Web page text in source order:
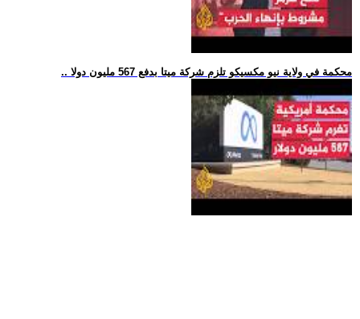
.. محكمة في ولاية نيو مكسيكو تلزم شركة ميتا بدفع 567 مليون دولا